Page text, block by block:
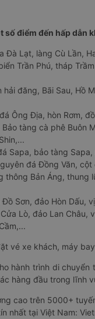
số điểm đến hấp dẫn
Đà Lạt, làng Cù Lần,
Trần Phú, tháp
hải đăng, Bãi Sau, Hồ
Ông Địa, hòn Rơm,
Bảo tàng cà phê Buôn
Sapa, bảo tàng
đá Đồng Văn,
thông Bản Áng, thung
Đồ Sơn, đảo Hòn Dấu,
Cửa Lò, đảo Lan
vé xe khách, máy
hành trình di
hàng đầu trong lĩnh
cao trên 5000+
nhất tại Việt Nam: